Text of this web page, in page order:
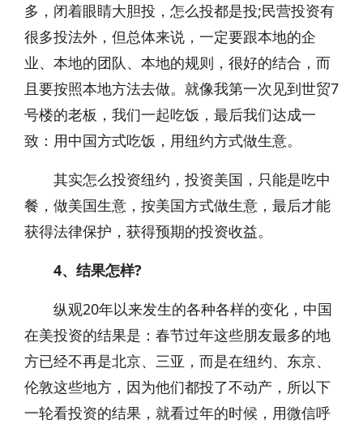
多，闭着眼睛大胆投，怎么投都是投;民营投资有
很多投法外，但总体来说，一定要跟本地的企
业、本地的团队、本地的规则，很好的结合，而
且要按照本地方法去做。就像我第一次见到世贸7
号楼的老板，我们一起吃饭，最后我们达成一
致：用中国方式吃饭，用纽约方式做生意。
其实怎么投资纽约，投资美国，只能是吃中
餐，做美国生意，按美国方式做生意，最后才能
获得法律保护，获得预期的投资收益。
4、结果怎样?
纵观20年以来发生的各种各样的变化，中国
在美投资的结果是：春节过年这些朋友最多的地
方已经不再是北京、三亚，而是在纽约、东京、
伦敦这些地方，因为他们都投了不动产，所以下
一轮看投资的结果，就看过年的时候，用微信呼